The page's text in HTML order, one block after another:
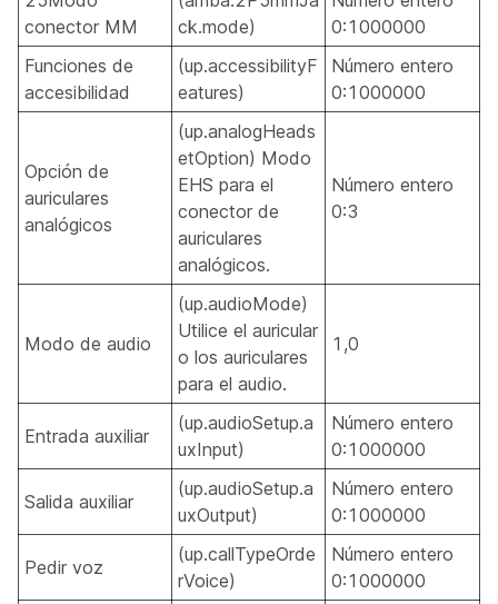
conector MM
ck.mode)
0:1000000
Funciones de
accesibilidad
(up.accessibilityF
eatures)
Número entero
0:1000000
Opción de
auriculares
analógicos
(up.analogHeads
etOption) Modo
EHS para el
conector de
auriculares
analógicos.
Número entero
0:3
Modo de audio
(up.audioMode)
Utilice el auricular
o los auriculares
para el audio.
1,0
Entrada auxiliar
(up.audioSetup.a
uxInput)
Número entero
0:1000000
Salida auxiliar
(up.audioSetup.a
uxOutput)
Número entero
0:1000000
Pedir voz
(up.callTypeOrde
rVoice)
Número entero
0:1000000